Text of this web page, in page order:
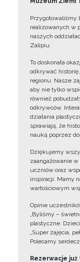
Przygotowaliśmy
realizowanych w
naszych
Zalipiu.
To doskonała
odkrywać
regionu. Nasze
aby nie tylko
również
odkrywców.
działania
sprawiają, że
nauką poprzez
Dziękujemy
zaangażowanie
uczniów oraz
inspiracji. Mamy
wartościowym
Opinie
„Byliśmy –
plastyczne.
„Super zajęcia,
Polecamy
Rezerwacje już